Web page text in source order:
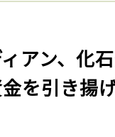
アン、化
を引き揚